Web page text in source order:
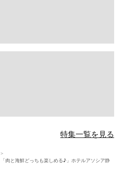
特集一覧を見る
肉と海鮮どっちも楽しめる♪」ホテルアソシア静